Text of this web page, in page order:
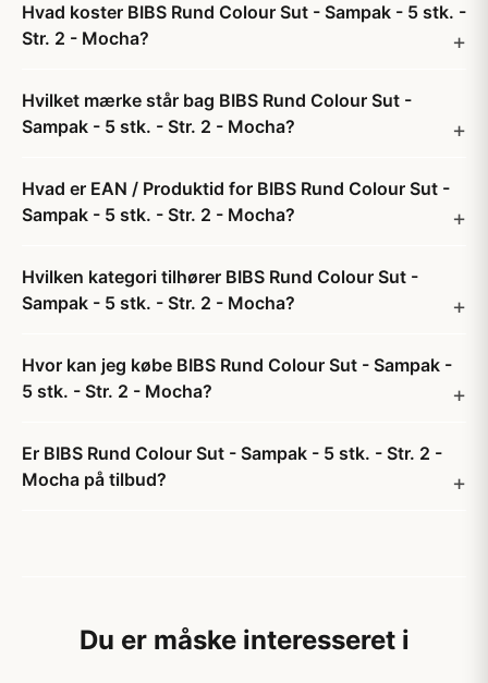
Hvad koster BIBS Rund Colour Sut - Sampak - 5 stk. -
Str. 2 - Mocha?
Hvilket mærke står bag BIBS Rund Colour Sut -
Sampak - 5 stk. - Str. 2 - Mocha?
Hvad er EAN / Produktid for BIBS Rund Colour Sut -
Sampak - 5 stk. - Str. 2 - Mocha?
Hvilken kategori tilhører BIBS Rund Colour Sut -
Sampak - 5 stk. - Str. 2 - Mocha?
Hvor kan jeg købe BIBS Rund Colour Sut - Sampak -
5 stk. - Str. 2 - Mocha?
Er BIBS Rund Colour Sut - Sampak - 5 stk. - Str. 2 -
Mocha på tilbud?
Du er måske interesseret i